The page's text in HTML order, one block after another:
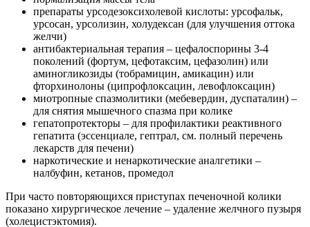
препараты урсодезоксихолевой кислоты: урсофальк,
урсосан, урсолизин, холудексан (для улучшения оттока
желчи)
антибактериальная терапия – цефалоспорины 3-4
поколений (фортум, цефотаксим, цефазолин) или
аминогликозиды (тобрамицин, амикацин) или
фторхинолоны (ципрофлоксацин, левофлоксацин)
миотропные спазмолитики (мебевердин, дуспаталин) –
для снятия мышечного спазма при колике
гепатопротекторы – для профилактики реактивного
гепатита (эссенциале, гептрал, см. полный перечень
лекарств для печени)
наркотические и ненаркотические аналгетики –
налбуфин, кетанов, промедол
При часто повторяющихся приступах печеночной колики
показано хирургическое лечение – удаление желчного пузыря
(холецистэктомия).